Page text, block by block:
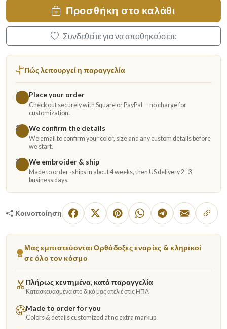
Προσθήκη στο καλάθι
Συνδεθείτε για να αποθηκεύσετε
Πώς λειτουργεί η παραγγελία
1 Place your order
Check out securely with Square or PayPal — no charge for
customization.
2
We confirm the details
We email to confirm your color, size and any custom details before
we start.
3
We embroider & ship
Made to order · ships in about 4 weeks, then US delivery 2–3
business days.
Κοινοποίηση
Μας εμπιστεύονται Ορθόδοξες ενορίες & κληρικοί
σε όλο τον κόσμο
Πλήρως κεντημένα, κατά παραγγελία
Κατασκευασμένα στο δικό μας ατελιέ στις ΗΠΑ
Made to order for you
Colors & details customized at no extra markup